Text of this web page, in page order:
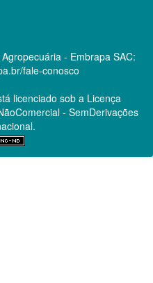
- Embrapa SAC:
fale-conosco
licenciado sob a Licença
- SemDerivações